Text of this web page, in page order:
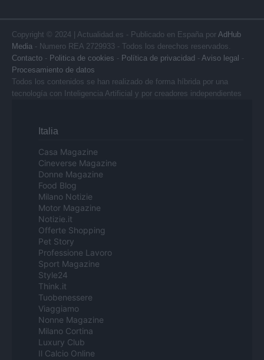
Copyright © 2024 | Actualidad.es - Publicado en España por AdHub
Media - Numero REA 2729933 - Todos los derechos reservados.
Contacto - Politica de cookies - Política de privacidad - Aviso legal -
Procesamiento de datos
Todos los contenidos se han realizado de forma híbrida por una
tecnología con Inteligencia Artificial y por creadores independientes
Italia
Casa Magazine
Cineverse Magazine
Donne Magazine
Food Blog
Milano Notizie
Motor Magazine
Notizie.it
Offerte Shopping
Pet Story
Professione Lavoro
Sport Magazine
Style24
Think.it
Tuobenessere
Viaggiamo
Nonne Magazine
Milano Cortina
Luxury Club
Il Calcio Online